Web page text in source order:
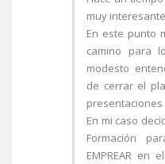
muy
En este punto
camino para
modesto
de cerrar el
En mi caso
Formación
EMPREAR en